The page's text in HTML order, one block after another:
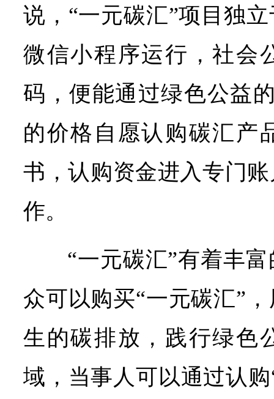
说，“一元碳汇”项目独
微信小程序运行，社会
码，便能通过绿色公益
的价格自愿认购碳汇产
书，认购资金进入专门
作。
“一元碳汇”有着丰
众可以购买“一元碳汇”
生的碳排放，践行绿色
域，当事人可以通过认